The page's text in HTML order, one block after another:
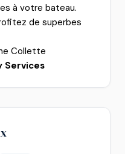
à votre bateau.
de superbes
Collette
Services